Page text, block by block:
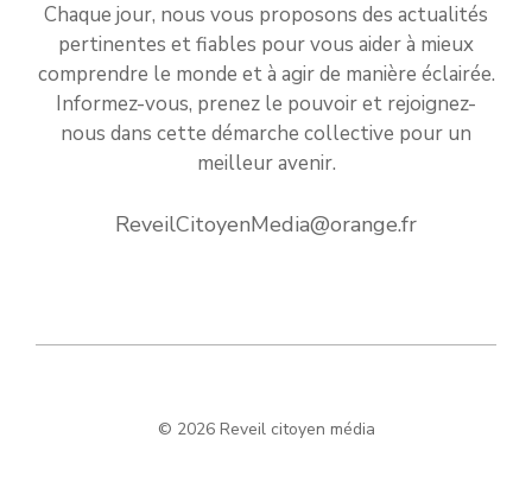
Chaque jour, nous vous proposons des actualités
pertinentes et fiables pour vous aider à mieux
comprendre le monde et à agir de manière éclairée.
Informez-vous, prenez le pouvoir et rejoignez-
nous dans cette démarche collective pour un
meilleur avenir.
ReveilCitoyenMedia@orange.fr
© 2026 Reveil citoyen média